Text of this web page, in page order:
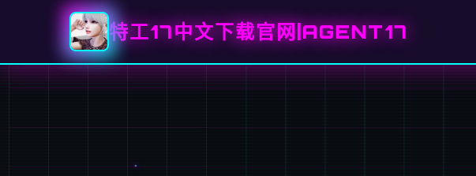
特工17中文下载官网|AGENT17